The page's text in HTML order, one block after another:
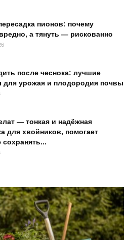
пионов: почему
а тянуть — рискованно
после чеснока: лучшие
для урожая и плодородия почвы
— тонкая и надёжная
для хвойников, помогает
сохранять...